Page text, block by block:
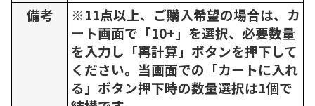
備考
※11点以上、ご購入希望の場合は、カ
ート画面で「10+」を選択、必要数量
を入力し「再計算」ボタンを押下して
ください。当画面での「カートに入れ
る」ボタン押下時の数量選択は1個で